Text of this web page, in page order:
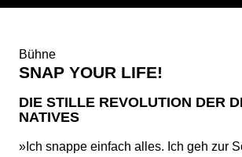
Bühne
SNAP YOUR LIFE!
DIE STILLE REVOLUTION DER
NATIVES
»Ich snappe einfach alles. Ich geh zur